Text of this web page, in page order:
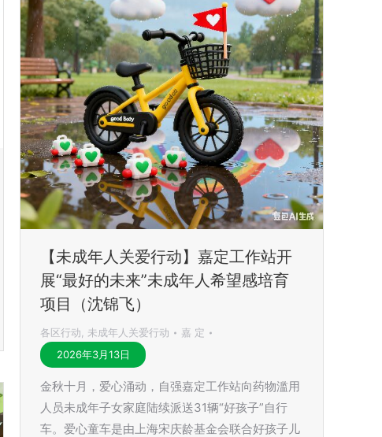
【未成年人关爱行动】嘉定工作站开
展“最好的未来”未成年人希望感培育
项目（沈锦飞）
各区行动 未成年人关爱行动
嘉 定
2026年3月13日
金秋十月，爱心涌动，自强嘉定工作站向药物滥用
人员未成年子女家庭陆续派送31辆“好孩子”自行
车。爱心童车是由上海宋庆龄基金会联合好孩子儿